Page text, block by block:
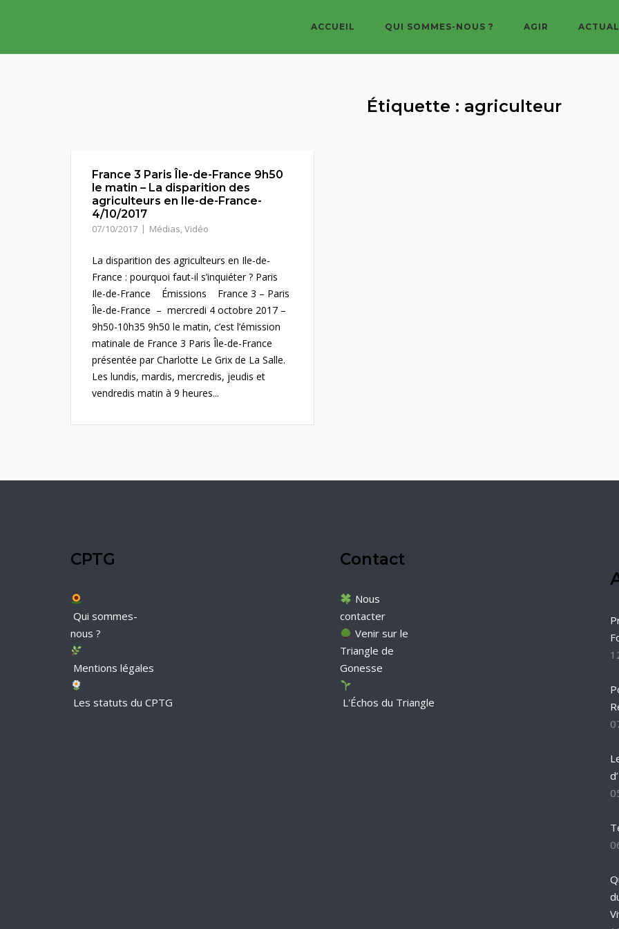
ACCUEIL QUI SOMMES-NOUS ? AGIR
Étiquette : agriculteur
France 3 Paris Île-de-France 9h50
le matin – La disparition des
agriculteurs en Ile-de-France-
4/10/2017
07/10/2017 Médias,Vidéo
La disparition des agriculteurs en Ile-de-
France : pourquoi faut-il s’inquiéter ? Paris
Ile-de-France Émissions France 3 – Paris
Île-de-France – mercredi 4 octobre 2017 –
9h50-10h35 9h50 le matin, c’est l’émission
matinale de France 3 Paris Île-de-France
présentée par Charlotte Le Grix de La Salle.
Les lundis, mardis, mercredis, jeudis et
vendredis matin à 9 heures...
CPTG
Qui sommes-
nous ?
Mentions légales
Les statuts du CPTG
Contact
Nous
contacter
Venir sur le
Triangle de
Gonesse
L'Échos du Triangle